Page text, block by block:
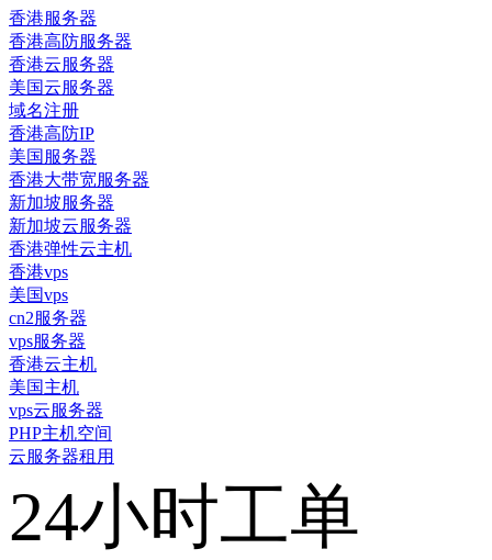
香港服务器
香港高防服务器
香港云服务器
美国云服务器
域名注册
香港高防IP
美国服务器
香港大带宽服务器
新加坡服务器
新加坡云服务器
香港弹性云主机
香港vps
美国vps
cn2服务器
vps服务器
香港云主机
美国主机
vps云服务器
PHP主机空间
云服务器租用
24小时工单